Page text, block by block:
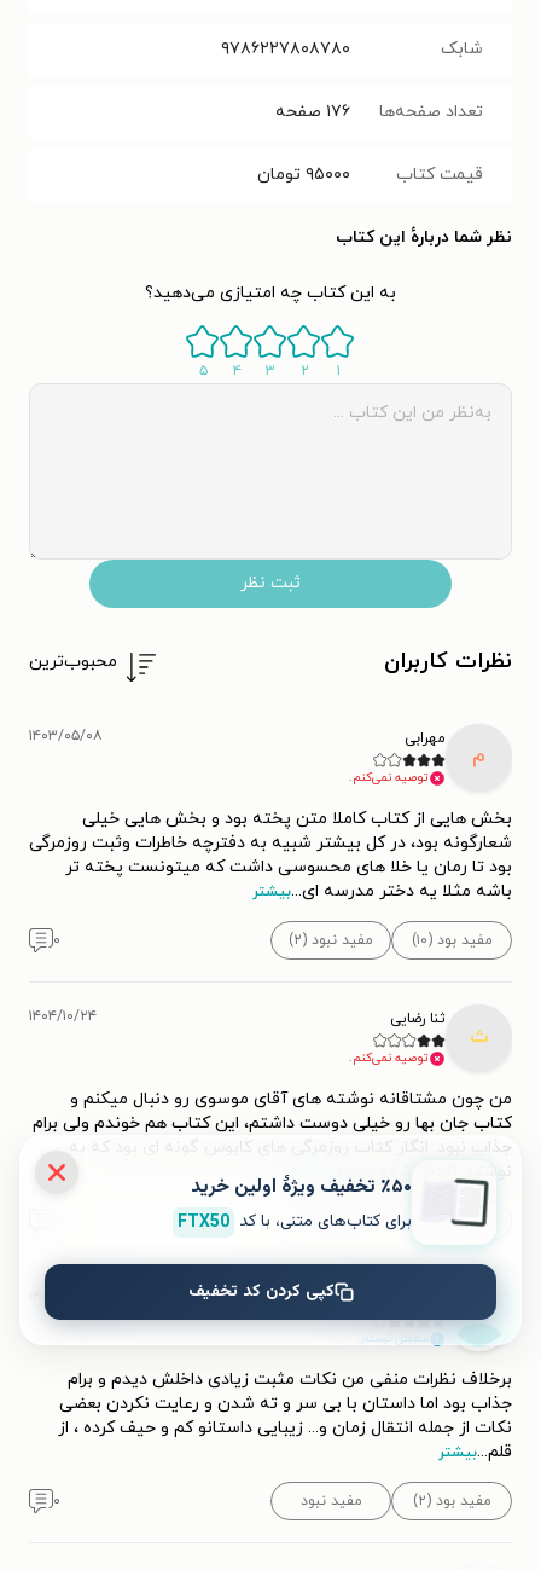
شابک ۹۷۸۶۲۲۷۸۰۸۷۸۰
تعداد صفحه‌ها ۱۷۶ صفحه
قیمت کتاب ۹۵۰۰۰ تومان
نظر شما دربارهٔ این کتاب
به این کتاب چه امتیازی می‌دهید؟
۱ ۲ ۳ ۴ ۵
ثبت نظر
نظرات کاربران محبوب‌ترین
م
مهرابی
توصیه نمی‌کنم.
۱۴۰۳/۰۵/۰۸
بخش هایی از کتاب کاملا متن پخته بود و بخش هایی خیلی
شعارگونه بود، در کل بیشتر شبیه به دفترچه خاطرات وثبت روزمرگی
بود تا رمان یا خلا های محسوسی داشت که میتونست پخته تر
باشه مثلا یه دختر مدرسه ای...بیشتر
مفید بود (۱۰) مفید نبود (۲) ۰
ث
ثنا رضایی
توصیه نمی‌کنم.
۱۴۰۴/۱۰/۲۴
من چون مشتاقانه نوشته های آقای موسوی رو دنبال میکنم و
کتاب جان بها رو خیلی دوست داشتم، این کتاب هم خوندم ولی برام
جذاب نبود. انگار کتاب روزمرگی های کابوس گونه ای بود که به
نوشتار تبدیل شده بودن
مفید بود (۲) مفید نبود
مطمئن نیستم.
برخلاف نظرات منفی من نکات مثبت زیادی داخلش دیدم و برام
جذاب بود اما داستان با بی سر و ته شدن و رعایت نکردن بعضی
نکات از جمله انتقال زمان و... زیبایی داستانو کم و حیف کرده ، از
قلم...بیشتر
مفید بود (۲) مفید نبود ۰
٪۵۰ تخفیف ویژۀ اولین خرید
برای کتاب‌های متنی، با کد FTX50
کپی کردن کد تخفیف